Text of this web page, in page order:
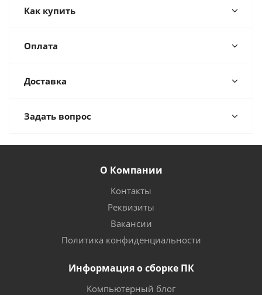
Как купить
Оплата
Доставка
Задать вопрос
О Компании
Контакты
Реквизиты
Вакансии
Политика конфиденциальности
Информация о сборке ПК
Компьютерный блог